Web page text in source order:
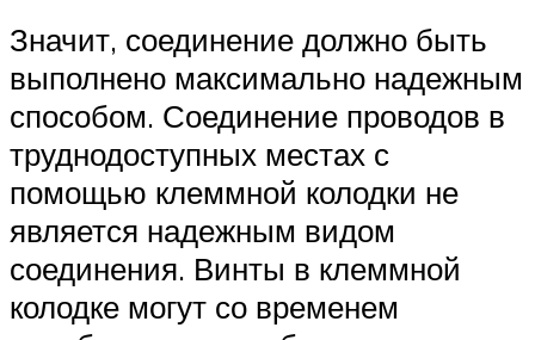
Значит, соединение должно быть
выполнено максимально надежным
способом. Соединение проводов в
труднодоступных местах с
помощью клеммной колодки не
является надежным видом
соединения. Винты в клеммной
колодке могут со временем